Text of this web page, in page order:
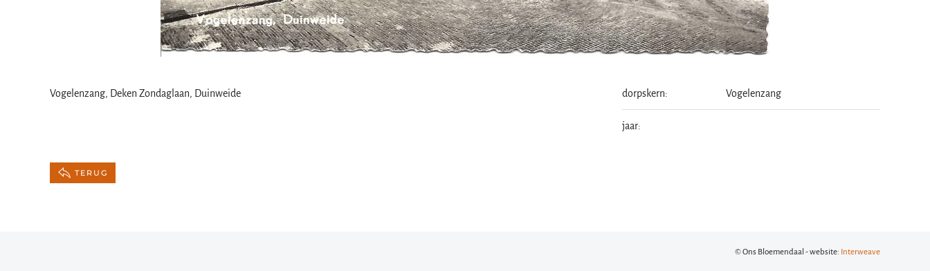
Vogelenzang, Deken Zondaglaan, Duinweide dorpskern: Vogelenzang
jaar:
TERUG
© Ons Bloemendaal - website: Interweave